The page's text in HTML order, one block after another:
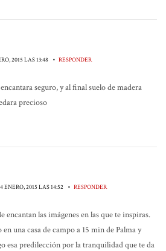
2015 LAS 13:48 • RESPONDER
seguro, y al final suelo de madera
precioso
ENERO, 2015 LAS 14:52 • RESPONDER
encantan las imágenes en las que te inspiras.
una casa de campo a 15 min de Palma y
esa predilección por la tranquilidad que te da